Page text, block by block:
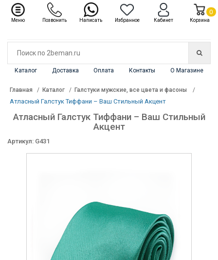
Каталог Доставка Оплата Контакты О Магазине
Каталог ✖
Главная Каталог Галстуки мужские, все цвета и фасоны
Атласный Галстук Тиффани – Ваш Стильный Акцент
Атласный Галстук Тиффани – Ваш Стильный
Акцент
Артикул: G431
Меню Позвонить Написать Избранное Кабинет Корзина
0